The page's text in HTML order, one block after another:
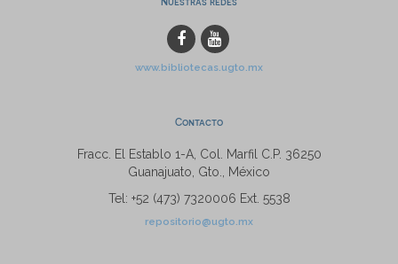
www.bibliotecas.ugto.mx
Contacto
Fracc. El Establo 1-A, Col. Marfil C.P. 36250
Guanajuato, Gto., México
Tel: +52 (473) 7320006 Ext. 5538
repositorio@ugto.mx